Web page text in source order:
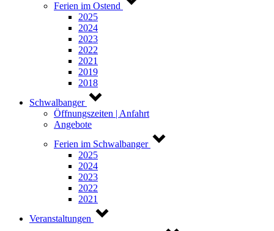
Ferien im Ostend
2025
2024
2023
2022
2021
2019
2018
Schwalbanger
Öffnungszeiten | Anfahrt
Angebote
Ferien im Schwalbanger
2025
2024
2023
2022
2021
Veranstaltungen